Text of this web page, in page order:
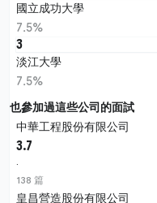
國立成功大學
7.5%
3
淡江大學
7.5%
也參加過這些公司的面試
中華工程股份有限公司
3.7
·
138 篇
皇昌營造股份有限公司